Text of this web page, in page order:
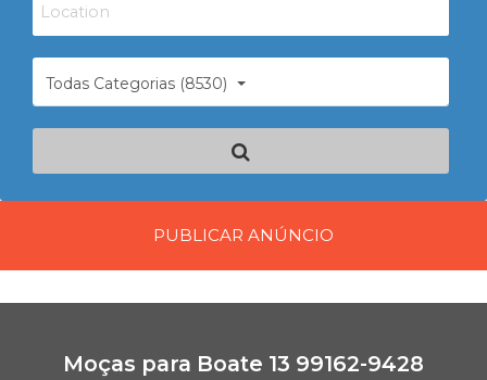
Todas Categorias (8530)
PUBLICAR ANÚNCIO
Moças para Boate 13 99162-9428